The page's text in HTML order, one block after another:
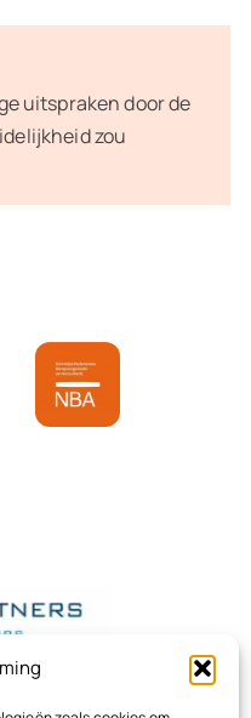
uitspraken door de
zou